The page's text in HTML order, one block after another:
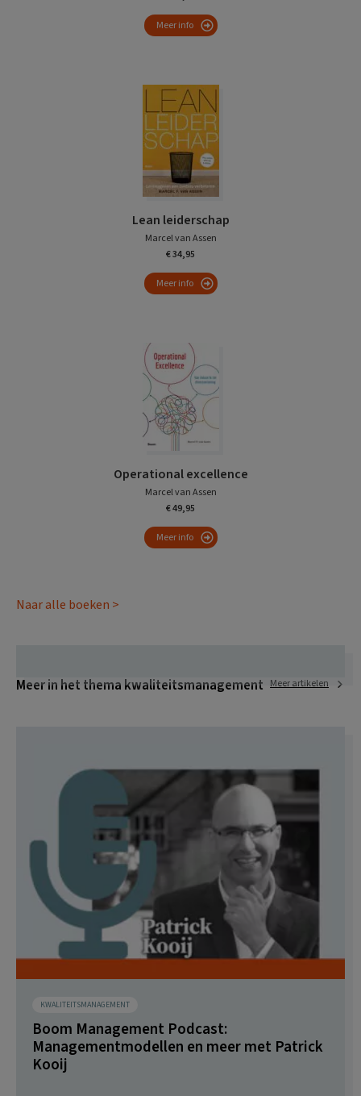
Meer info
Lean leiderschap
Marcel van Assen
€ 34,95
Meer info
Operational excellence
Marcel van Assen
€ 49,95
Meer info
Naar alle boeken >
Meer in het thema kwaliteitsmanagement Meer artikelen
KWALITEITSMANAGEMENT
Boom Management Podcast:
Managementmodellen en meer met Patrick
Kooij